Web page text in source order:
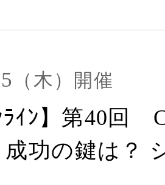
（木） 開催
ﾗｲﾝ】第40回
功の鍵は？